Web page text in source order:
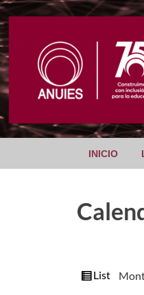
INICIO
View
List